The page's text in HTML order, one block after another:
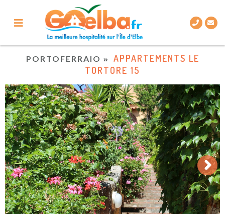
PORTOFERRAIO
APPARTEMENTS LE
TORTORE 15
Next